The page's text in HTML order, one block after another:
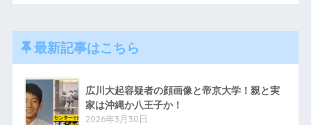
最新記事はこちら
広川大起容疑者の顔画像と帝京大学！親と実
家は沖縄か八王子か！
2026年3月30日